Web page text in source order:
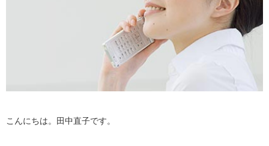
こんにちは。田中直子です。